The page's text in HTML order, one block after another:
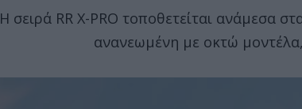
Η σειρά RR X-PRO τοποθετείται ανάμεσα
ανανεωμένη με οκτώ